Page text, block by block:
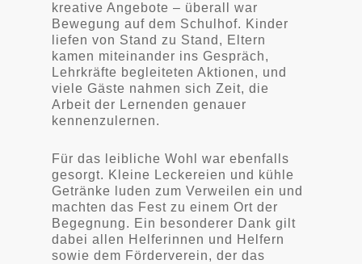
kreative Angebote – überall war
Bewegung auf dem Schulhof. Kinder
liefen von Stand zu Stand, Eltern
kamen miteinander ins Gespräch,
Lehrkräfte begleiteten Aktionen, und
viele Gäste nahmen sich Zeit, die
Arbeit der Lernenden genauer
kennenzulernen.
Für das leibliche Wohl war ebenfalls
gesorgt. Kleine Leckereien und kühle
Getränke luden zum Verweilen ein und
machten das Fest zu einem Ort der
Begegnung. Ein besonderer Dank gilt
dabei allen Helferinnen und Helfern
sowie dem Förderverein, der das